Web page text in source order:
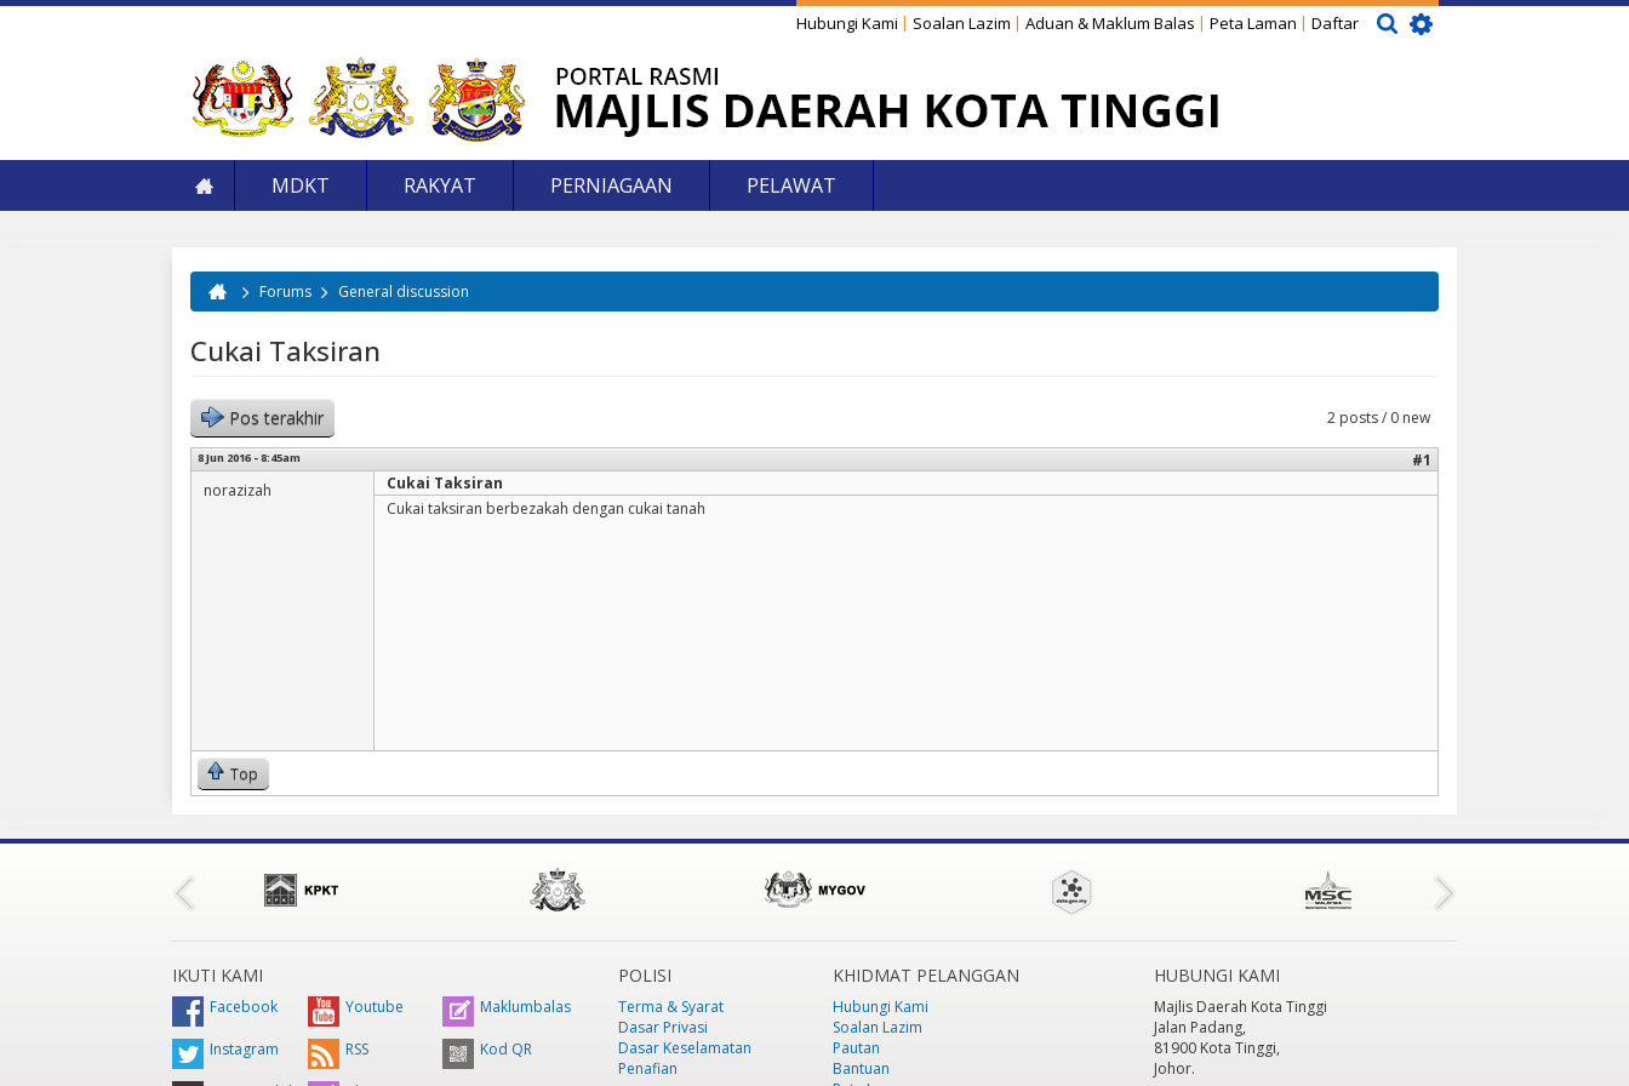
Hubungi Kami Soalan Lazim Aduan & Maklum Balas Peta Laman Daftar
MDKT RAKYAT PERNIAGAAN PELAWAT
Anda di sini
Forums General discussion
Cukai Taksiran
2 posts / 0 new
Pos terakhir
8 Jun 2016 - 8:45am
#1
norazizah
Cukai Taksiran
Cukai taksiran berbezakah dengan cukai tanah
Top
IKUTI KAMI
Facebook Youtube Maklumbalas
Instagram RSS Kod QR
POLISI
Terma & Syarat
Dasar Privasi
Dasar Keselamatan
Penafian
KHIDMAT PELANGGAN
Hubungi Kami
Soalan Lazim
Pautan
Bantuan
HUBUNGI KAMI
Majlis Daerah Kota Tinggi
Jalan Padang,
81900 Kota Tinggi,
Johor.